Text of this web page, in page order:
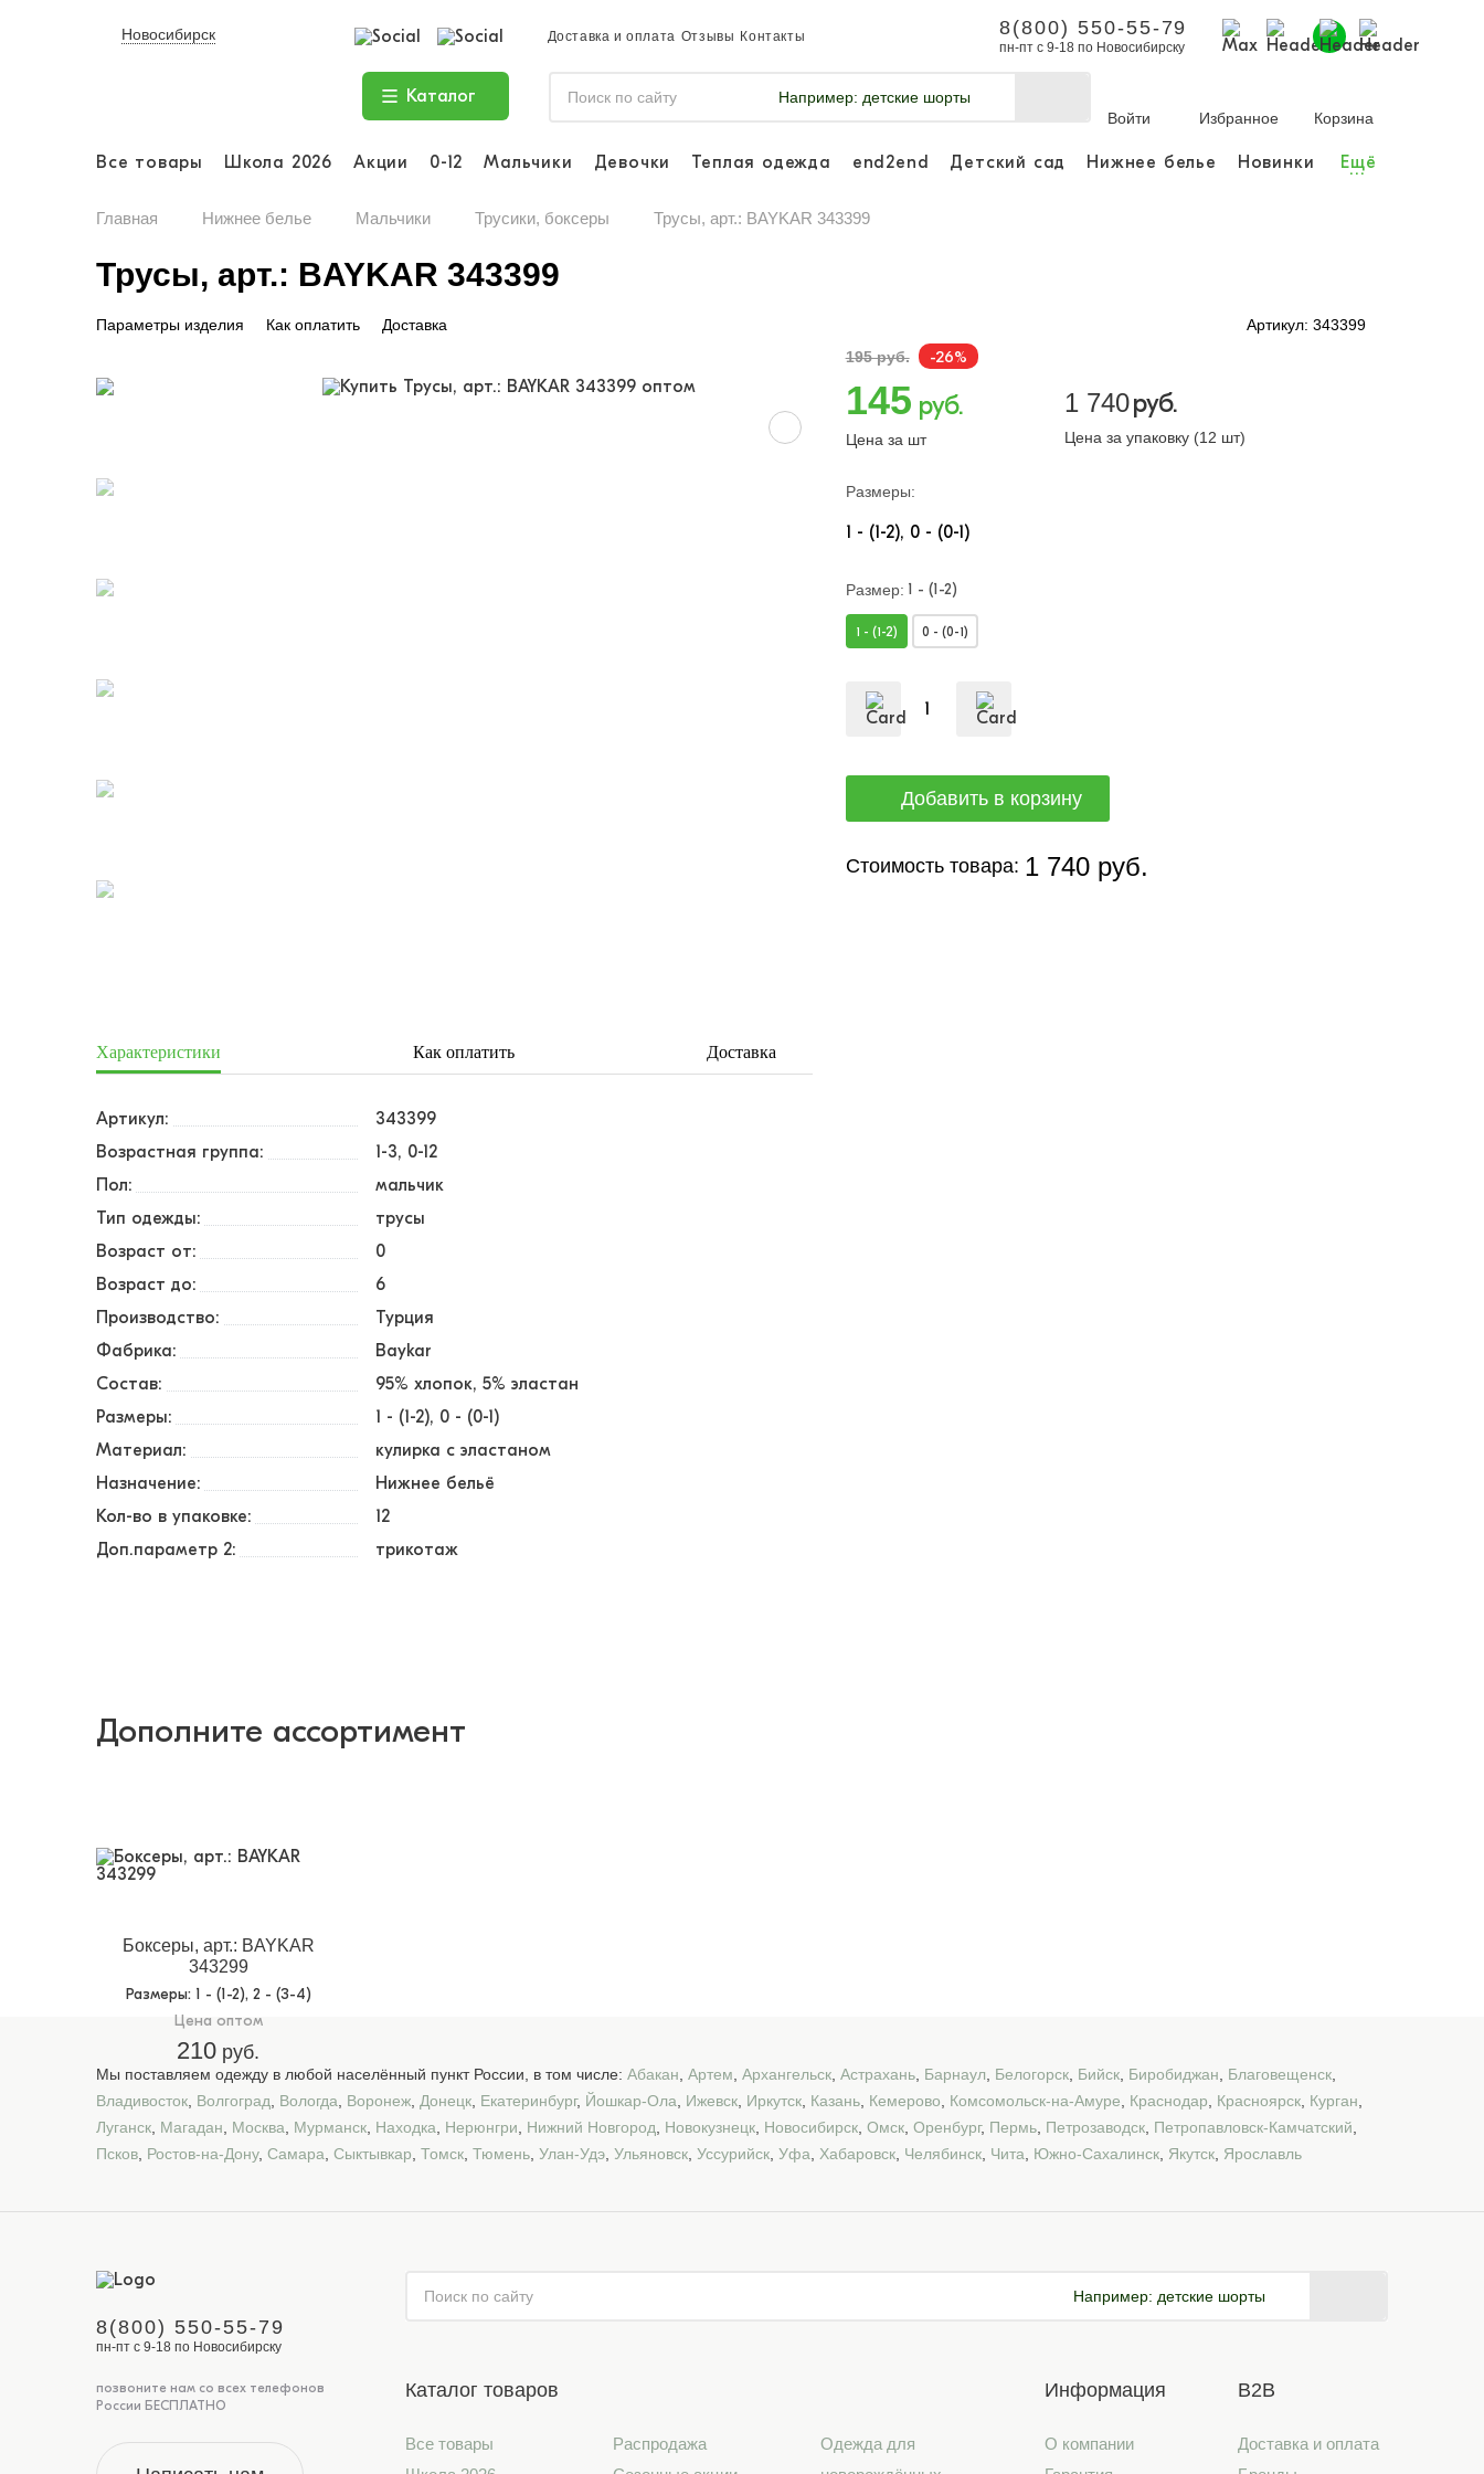
Новосибирск Доставка и оплата Отзывы Контакты 8(800) 550-55-79
пн-пт с 9-18 по Новосибирску
Каталог Например: детские шорты
Войти
Избранное Корзина
Все товары Школа 2026 Акции 0-12 Мальчики Девочки Теплая одежда end2end Детский сад Нижнее белье Новинки Ещё
...
Главная Нижнее белье Мальчики Трусики, боксеры Трусы, арт.: BAYKAR 343399
Трусы, арт.: BAYKAR 343399
Параметры изделия Как оплатить Доставка
Артикул: 343399
195 руб.
-26%
145 руб.
Цена за шт
1 740руб.
Цена за упаковку (12 шт)
Размеры:
1 - (1-2) 0 - (0-1)
Размер: 1 - (1-2)
1 - (1-2) 0 - (0-1)
Стоимость товара: 1 740 руб.
Характеристики Как оплатить Доставка
Артикул:
343399
Возрастная группа:
1-3, 0-12
Пол:
мальчик
Тип одежды:
трусы
Возраст от:
0
Возраст до:
6
Производство:
Турция
Фабрика:
Baykar
Состав:
95% хлопок, 5% эластан
Размеры:
1 - (1-2) 0 - (0-1)
Материал:
кулирка с эластаном
Назначение:
Нижнее бельё
Кол-во в упаковке:
12
Доп.параметр 2:
трикотаж
Дополните ассортимент
Боксеры, арт.: BAYKAR
343299
Размеры: 1 - (1-2), 2 - (3-4)
Цена оптом
210 руб.
Мы поставляем одежду в любой населённый пункт России, в том числе: Абакан Артем Архангельск Астрахань Барнаул Белогорск Бийск Биробиджан Благовещенск
Владивосток Волгоград Вологда Воронеж Донецк Екатеринбург, Йошкар-Ола Ижевск Иркутск Казань Кемерово Комсомольск-на-Амуре Краснодар Красноярск Курган
Луганск Магадан Москва Мурманск Находка Нерюнгри Нижний Новгород Новокузнецк Новосибирск Омск Оренбург, Пермь Петрозаводск Петропавловск-Камчатский
Псков Ростов-на-Дону, Самара Сыктывкар Томск Тюмень Улан-Удэ Ульяновск Уссурийск Уфа Хабаровск Челябинск Чита Южно-Сахалинск Якутск Ярославль
8(800) 550-55-79
пн-пт с 9-18 по Новосибирску
позвоните нам со всех телефонов
России БЕСПЛАТНО
Например: детские шорты
Каталог товаров
Все товары
Распродажа
Одежда для
Информация
О компании
B2B
Доставка и оплата